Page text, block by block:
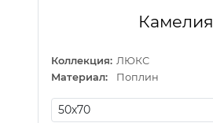
Камелия
Коллекция: ЛЮКС
Материал:
Поплин